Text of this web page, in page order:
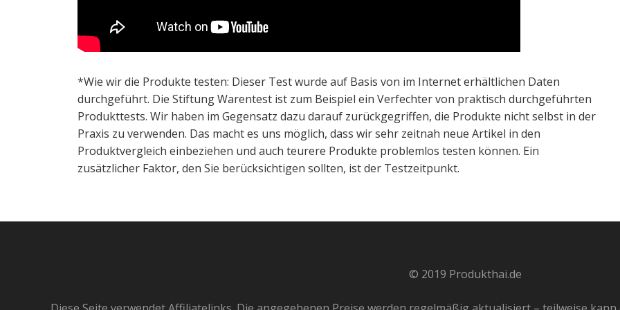
*Wie wir die Produkte testen: Dieser Test wurde auf Basis von im Internet erhältlichen Daten
durchgeführt. Die Stiftung Warentest ist zum Beispiel ein Verfechter von praktisch durchgeführten
Produkttests. Wir haben im Gegensatz dazu darauf zurückgegriffen, die Produkte nicht selbst in der
Praxis zu verwenden. Das macht es uns möglich, dass wir sehr zeitnah neue Artikel in den
Produktvergleich einbeziehen und auch teurere Produkte problemlos testen können. Ein
zusätzlicher Faktor, den Sie berücksichtigen sollten, ist der Testzeitpunkt.
© 2019 Produkthai.de